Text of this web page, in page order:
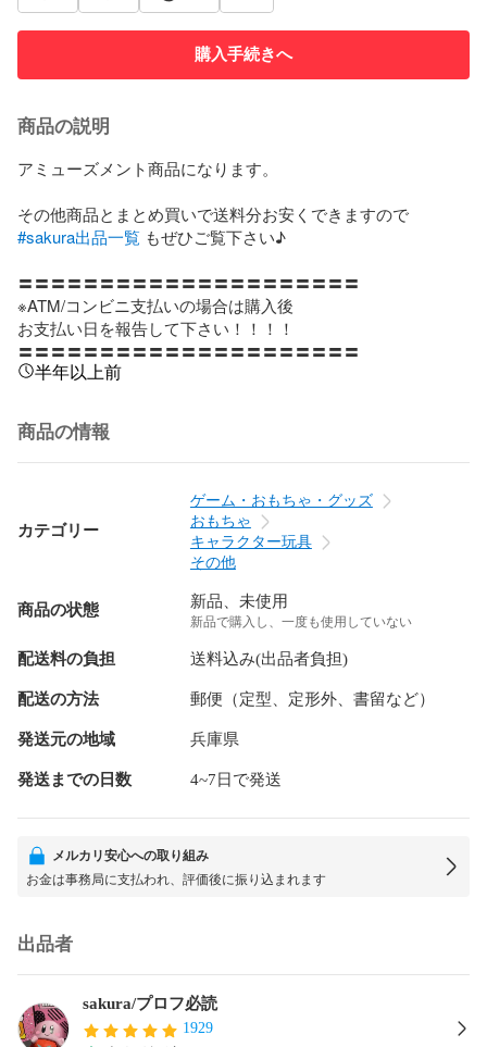
購入手続きへ
商品の説明
アミューズメント商品になります。
#sakura出品一覧 もぜひご覧下さい♪
〓〓〓〓〓〓〓〓〓〓〓〓〓〓〓〓〓〓〓〓〓
※ATM/コンビニ支払いの場合は購入後
お支払い日を報告して下さい！！！！
〓〓〓〓〓〓〓〓〓〓〓〓〓〓〓〓〓〓〓〓〓
半年以上前
商品の情報
カテゴリー
ゲーム・おもちゃ・グッズ
おもちゃ
キャラクター玩具
その他
商品の状態 新品、未使用
新品で購入し、一度も使用していない
配送料の負担 送料込み(出品者負担)
配送の方法 郵便（定型、定形外、書留など）
発送元の地域 兵庫県
発送までの日数 4~7日で発送
メルカリ安心への取り組み
お金は事務局に支払われ、評価後に振り込まれます
出品者
sakura/プロフ必読
1929